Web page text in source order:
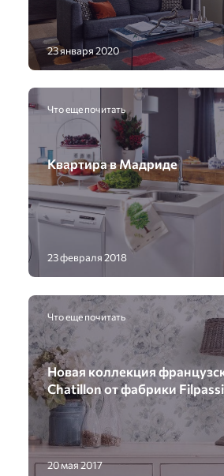
23 января 2020
Что еще почитать
Квартира в Мадриде
23 февраля 2018
Что еще почитать
Новая коллекция
Chatillon от фабрики
20 мая 2017